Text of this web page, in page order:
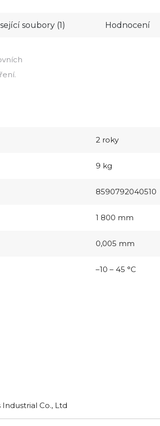
soubory (1) Hodnocení
2 roky
9 kg
8590792040510
1 800 mm
0,005 mm
–10 – 45 °C
Co., Ltd